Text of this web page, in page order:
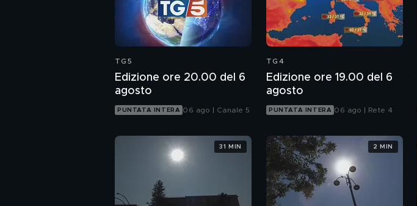
TG5
Edizione ore 20.00 del 6
agosto
PUNTATA INTERA 06 ago | Canale 5
TG4
Edizione ore 19.00 del 6
agosto
PUNTATA INTERA 06 ago | Rete 4
31 MIN 2 MIN